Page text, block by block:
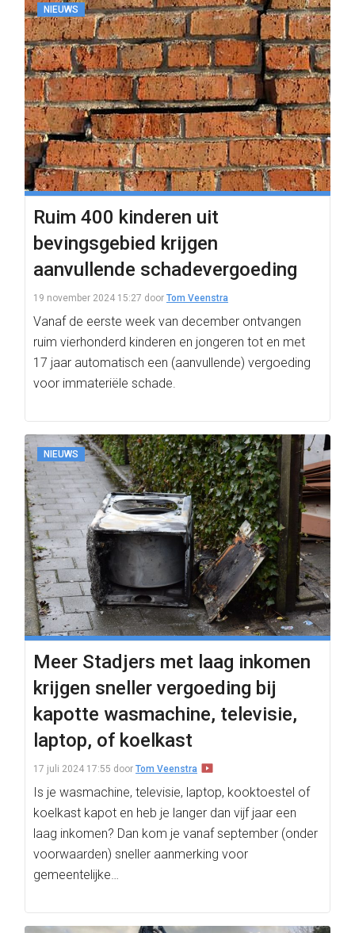
NIEUWS
Ruim 400 kinderen uit
bevingsgebied krijgen
aanvullende schadevergoeding
19 november 2024 15:27 door Tom Veenstra
Vanaf de eerste week van december ontvangen
ruim vierhonderd kinderen en jongeren tot en met
17 jaar automatisch een (aanvullende) vergoeding
voor immateriële schade.
NIEUWS
Meer Stadjers met laag inkomen
krijgen sneller vergoeding bij
kapotte wasmachine, televisie,
laptop, of koelkast
17 juli 2024 17:55 door Tom Veenstra
Is je wasmachine, televisie, laptop, kooktoestel of
koelkast kapot en heb je langer dan vijf jaar een
laag inkomen? Dan kom je vanaf september (onder
voorwaarden) sneller aanmerking voor
gemeentelijke…